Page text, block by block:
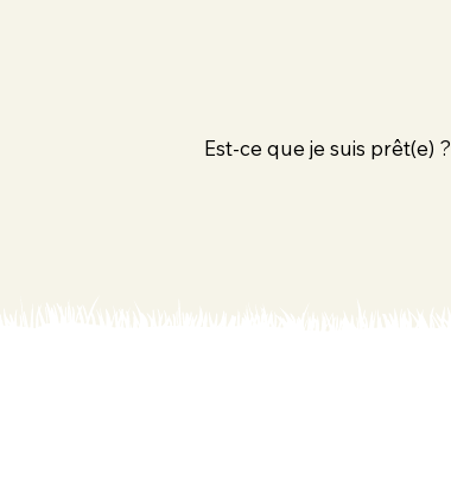
Est-ce que je suis prêt(e) ?